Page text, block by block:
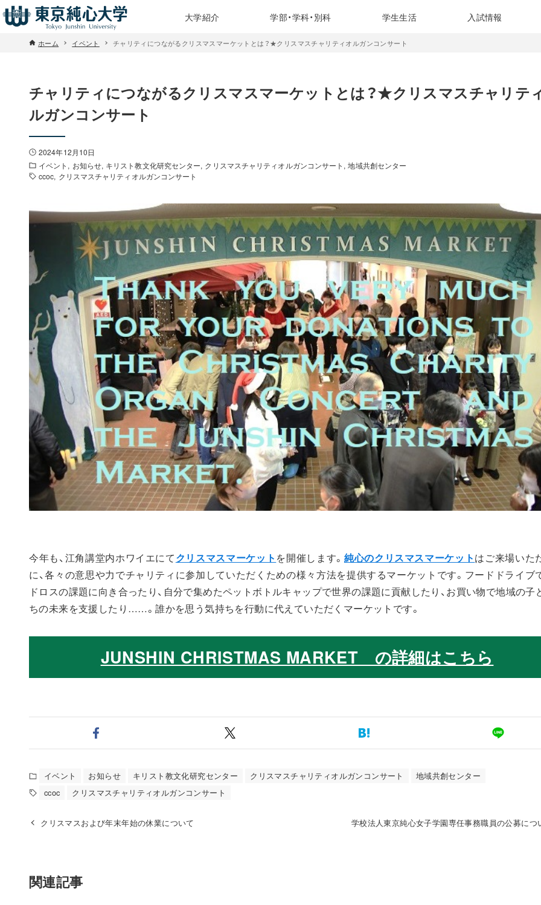
大学紹介 学部・学科・別科 学生生活 入試情報
ホーム イベント チャリティにつながるクリスマスマーケットとは？★クリスマスチャリティオルガンコンサート
チャリティにつながるクリスマスマーケットとは？★クリスマスチャリテ
ルガンコンサート
2024年12月10日
イベント
お知らせ キリスト教文化研究センター クリスマスチャリティオルガンコンサート
地域共創センター
ccoc クリスマスチャリティオルガンコンサート
今年も、江角講堂内ホワイエにてクリスマスマーケット を開催します。 純心のクリスマスマーケットはご来場いた
に、各々の意思や力でチャリティに参加していただくための様々方法を提供するマーケットです。フードドライブ
ドロスの課題に向き合ったり、自分で集めたペットボトルキャップで世界の課題に貢献したり、お買い物で地域の子
ちの未来を支援したり……。誰かを思う気持ちを行動に代えていただくマーケットです。
JUNSHIN CHRISTMAS MARKET の詳細はこちら
イベント お知らせ キリスト教文化研究センター クリスマスチャリティオルガンコンサート
地域共創センター
ccoc
クリスマスチャリティオルガンコンサート
クリスマスおよび年末年始の休業について 学校法人東京純心女子学園専任事務職員の公募につ
関連記事